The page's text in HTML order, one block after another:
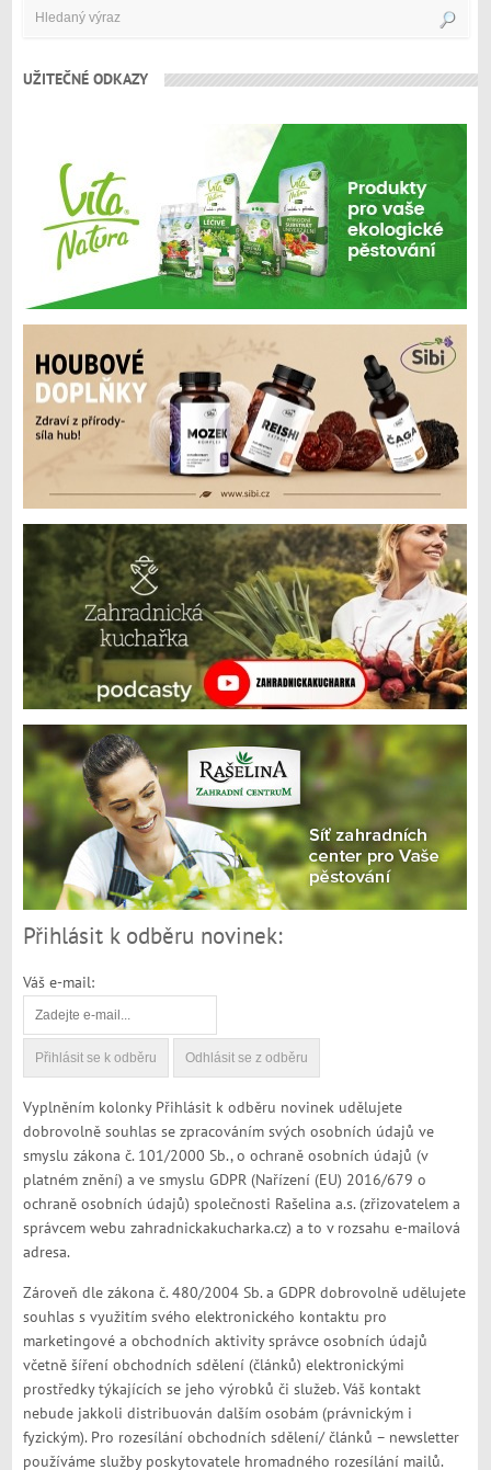
UŽITEČNÉ ODKAZY
Přihlásit k odběru novinek:
Váš e-mail:
Vyplněním kolonky Přihlásit k odběru novinek udělujete
dobrovolně souhlas se zpracováním svých osobních údajů ve
smyslu zákona č. 101/2000 Sb., o ochraně osobních údajů (v
platném znění) a ve smyslu GDPR (Nařízení (EU) 2016/679 o
ochraně osobních údajů) společnosti Rašelina a.s. (zřizovatelem a
správcem webu zahradnickakucharka.cz) a to v rozsahu e-mailová
adresa.
Zároveň dle zákona č. 480/2004 Sb. a GDPR dobrovolně udělujete
souhlas s využitím svého elektronického kontaktu pro
marketingové a obchodních aktivity správce osobních údajů
včetně šíření obchodních sdělení (článků) elektronickými
prostředky týkajících se jeho výrobků či služeb. Váš kontakt
nebude jakkoli distribuován dalším osobám (právnickým i
fyzickým). Pro rozesílání obchodních sdělení/ článků – newsletter
používáme služby poskytovatele hromadného rozesílání mailů.